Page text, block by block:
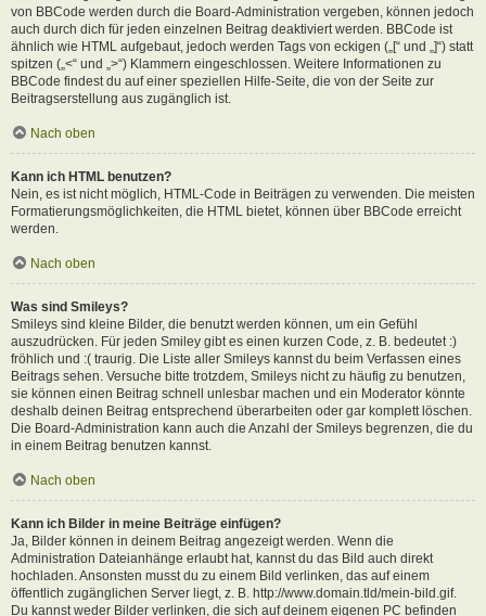
von BBCode werden durch die Board-Administration vergeben, können jedoch
auch durch dich für jeden einzelnen Beitrag deaktiviert werden. BBCode ist
ähnlich wie HTML aufgebaut, jedoch werden Tags von eckigen („[“ und „]“) statt
spitzen („<“ und „>“) Klammern eingeschlossen. Weitere Informationen zu
BBCode findest du auf einer speziellen Hilfe-Seite, die von der Seite zur
Beitragserstellung aus zugänglich ist.
Nach oben
Kann ich HTML benutzen?
Nein, es ist nicht möglich, HTML-Code in Beiträgen zu verwenden. Die meisten
Formatierungsmöglichkeiten, die HTML bietet, können über BBCode erreicht
werden.
Nach oben
Was sind Smileys?
Smileys sind kleine Bilder, die benutzt werden können, um ein Gefühl
auszudrücken. Für jeden Smiley gibt es einen kurzen Code, z. B. bedeutet :)
fröhlich und :( traurig. Die Liste aller Smileys kannst du beim Verfassen eines
Beitrags sehen. Versuche bitte trotzdem, Smileys nicht zu häufig zu benutzen,
sie können einen Beitrag schnell unlesbar machen und ein Moderator könnte
deshalb deinen Beitrag entsprechend überarbeiten oder gar komplett löschen.
Die Board-Administration kann auch die Anzahl der Smileys begrenzen, die du
in einem Beitrag benutzen kannst.
Nach oben
Kann ich Bilder in meine Beiträge einfügen?
Ja, Bilder können in deinem Beitrag angezeigt werden. Wenn die
Administration Dateianhänge erlaubt hat, kannst du das Bild auch direkt
hochladen. Ansonsten musst du zu einem Bild verlinken, das auf einem
öffentlich zugänglichen Server liegt, z. B. http://www.domain.tld/mein-bild.gif.
Du kannst weder Bilder verlinken, die sich auf deinem eigenen PC befinden